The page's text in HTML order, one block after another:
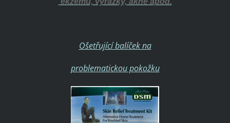
Ošetřující balíček na
problematickou pokožku